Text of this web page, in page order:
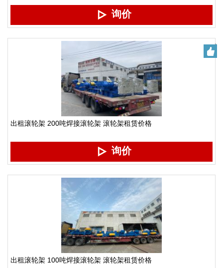
询价
出租滚轮架 200吨焊接滚轮架 滚轮架租赁价格
询价
出租滚轮架 100吨焊接滚轮架 滚轮架租赁价格